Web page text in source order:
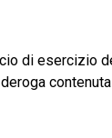
di esercizio